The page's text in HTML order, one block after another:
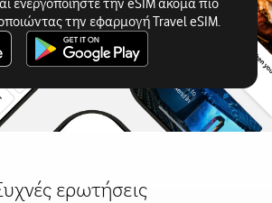
ενεργοποιήστε την eSIM ακόμα πιο
την εφαρμογή Travel eSIM.
ερωτήσεις